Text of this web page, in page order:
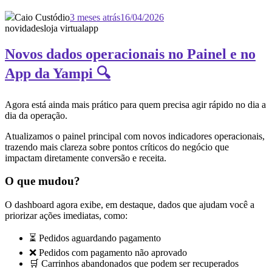
Caio Custódio3 meses atrás16/04/2026
novidadesloja virtualapp
Novos dados operacionais no Painel e no
App da Yampi 🔍
Agora está ainda mais prático para quem precisa agir rápido no dia a
dia da operação.
Atualizamos o painel principal com novos indicadores operacionais,
trazendo mais clareza sobre pontos críticos do negócio que
impactam diretamente conversão e receita.
O que mudou?
O dashboard agora exibe, em destaque, dados que ajudam você a
priorizar ações imediatas, como:
⏳ Pedidos aguardando pagamento
❌ Pedidos com pagamento não aprovado
🛒 Carrinhos abandonados que podem ser recuperados